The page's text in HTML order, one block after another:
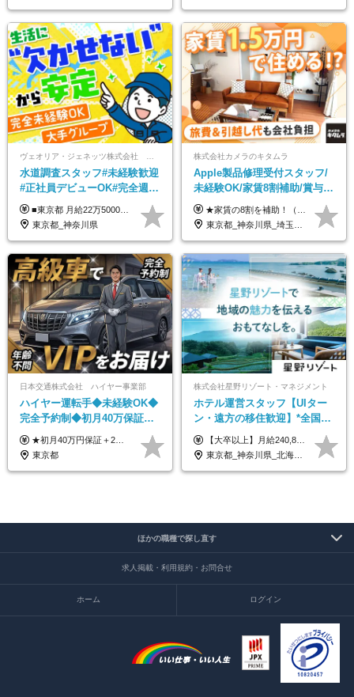
水道調査スタッフ#未経験歓迎
#正社員デビューOK#完全週休
2日制#年休125日#資格取得支
援有#社員数千人以上
■東京都 月給22万5000円（東京地域手当3万円含）～25万円＋残業代全額支給＋各種手当 ■神奈川県 月給19万5000円～24万円＋残業代全額支給＋各種手当 ※年齢・経験を考慮し決定 ※試用期間3ヶ月（期間中の給与・待遇に差異はありません） ◆通勤手当あり（全額支給） ◆昇給年1回、賞与年2回。世界最大級の環境企業グループならではの安定した給与体系です。
東京都_神奈川県
株式会社カメラのキタムラ
Apple製品修理受付スタッフ/
未経験OK/家賃8割補助/賞与年
2回/残業月平均4.7h/最大7連休
OK
★家賃の8割を補助！（限度額は地域により異なる） ※転勤による引っ越しが発生する場合 ＝＝＝＝＝＝＝＝＝＝＝＝＝＝＝＝＝＝＝＝＝＝＝ 例えば、家賃7.5万円なら6万円は会社で負担。 あなたが支払うのは、たったの1.5万円です！ 年間では自己負担額が約72万ほどお得になります！ ＝＝＝＝＝＝＝＝＝＝＝＝＝＝＝＝＝＝＝＝＝＝＝ 月給22万8,700円～26万3,100円＋賞与年2回（初回の支給は当社規定による）＋残業手当 ＜実際の給与例＞ *24歳:月給23万4,700円＋賞与年2回（初回の支給は当社規定による）＋残業手当＋諸手当 ※上記はあくまで参考月給です。ご経歴・年齢を考慮し、当社規定により決定します ※評価により昇給あり ※残業代は別途支給あり ※試用期間2ヶ月あり（期間中の給与・待遇に差異はありません） 【実在する社員の年収モデル】 年収530万円（30歳） 年収820万円（40歳） 【入社時の想定年収】 330万円～900万円
東京都_神奈川県_埼玉県_千葉県_大阪府_愛知県_北海道_岩手県_宮城県_秋田県_福島県_茨城県_栃木県_富山県_石川県_福井県_静岡県_岐阜県_三重県_兵庫県_京都府_滋賀県_奈良県_広島県_岡山県_徳島県_香川県_愛媛県_高知県_福岡県_熊本県_佐賀県_長崎県_大分県_宮崎県_沖縄県
日本交通株式会社 ハイヤー事業部
ハイヤー運転手◆未経験OK◆
完全予約制◆初月40万保証◆
平均年収600万◆約4ヶ月研修
あり◆運転は1日4hほど
★初月40万円保証＋2～6ヶ月目35万円保証 ★平均年収600万円 月給236,000円（一律手当含む）＋運転手当（運転した時間に応じて支給）＋残業代＋賞与年2回 ※基礎研修期間（10日間）は日給1万円を支給します ※試用期間中（3ヶ月）の給与・待遇に差異はありません ※残業代は全額支給します
東京都
株式会社星野リゾート・マネジメント
ホテル運営スタッフ【UIター
ン・遠方の移住歓迎】*全国募
集*週休3日/年休161日可*未経
験OK*新規開業あり
【大卒以上】月給240,800円以上+賞与2回+各種手当 【短大・専門学校卒】月給204,400円以上+賞与2回+各種手当 【上記以外】月給187,000円以上+賞与2回+各種手当 ※経験、資格、能力等を考慮の上、決定いたします ※残業代全額支給 ※試用期間3ヶ月（条件変更なし）
東京都_神奈川県_北海道_青森県_山形県_福島県_栃木県_群馬県_山梨県_長野県_石川県_静岡県_岐阜県_京都府_広島県_島根県_山口県_高知県_長崎県_大分県_鹿児島県_沖縄県
ほかの職種で探し直す
求人掲載・利用規約・お問合せ
ホーム ログイン